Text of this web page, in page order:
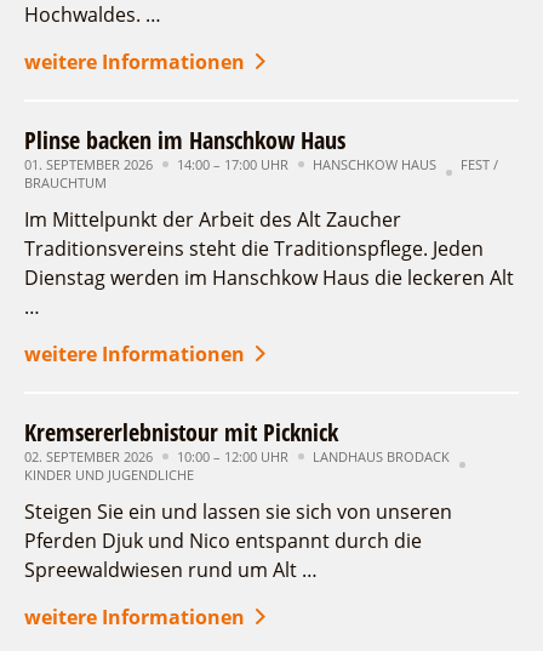
Hochwaldes. …
weitere Informationen
Plinse backen im Hanschkow Haus
01. SEPTEMBER 2026 14:00 – 17:00 UHR HANSCHKOW HAUS
FEST /
BRAUCHTUM
Im Mittelpunkt der Arbeit des Alt Zaucher
Traditionsvereins steht die Traditionspflege. Jeden
Dienstag werden im Hanschkow Haus die leckeren Alt
…
weitere Informationen
Kremsererlebnistour mit Picknick
02. SEPTEMBER 2026 10:00 – 12:00 UHR
LANDHAUS BRODACK
KINDER UND JUGENDLICHE
Steigen Sie ein und lassen sie sich von unseren
Pferden Djuk und Nico entspannt durch die
Spreewaldwiesen rund um Alt …
weitere Informationen